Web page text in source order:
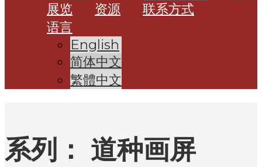
展览
资源
联系方式
语言
English
简体中文
繁體中文
系列： 道种画屏